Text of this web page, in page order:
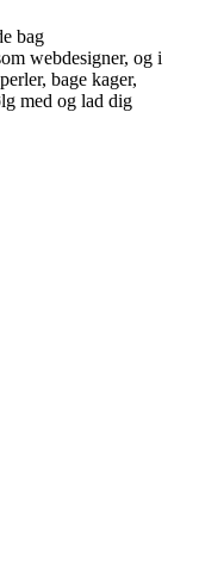
bag
webdesigner, og i
bage kager,
med og lad dig